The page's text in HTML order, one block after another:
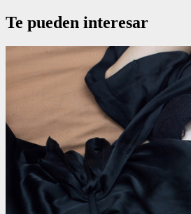
Te pueden interesar